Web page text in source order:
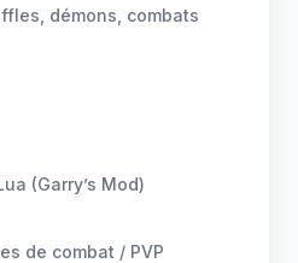
démons, combats
(Garry’s Mod)
de combat / PVP